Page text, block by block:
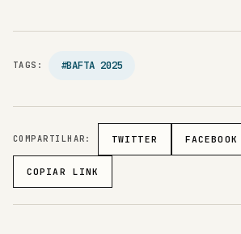
TWITTER FACEBOOK
COPIAR LINK